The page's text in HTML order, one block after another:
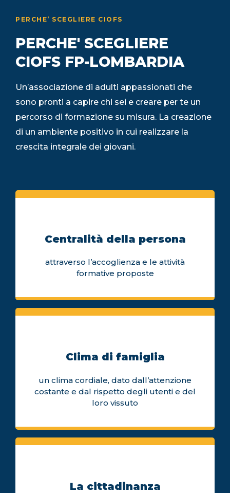
PERCHE’ SCEGLIERE CIOFS
PERCHE' SCEGLIERE
CIOFS FP-LOMBARDIA
Un’associazione di adulti appassionati che
sono pronti a capire chi sei e creare per te un
percorso di formazione su misura. La creazione
di un ambiente positivo in cui realizzare la
crescita integrale dei giovani.
Centralità della persona
attraverso l’accoglienza e le attività
formative proposte
Clima di famiglia
un clima cordiale, dato dall’attenzione
costante e dal rispetto degli utenti e del
loro vissuto
La cittadinanza